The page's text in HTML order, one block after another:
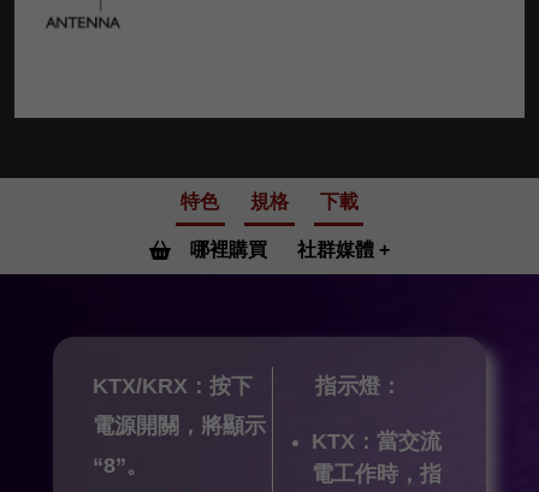
特色 規格 下載
哪裡購買 社群媒體
KTX/KRX：按下
電源開關，將顯示
“8”。
指示燈：
KTX：當交流
電工作時，指